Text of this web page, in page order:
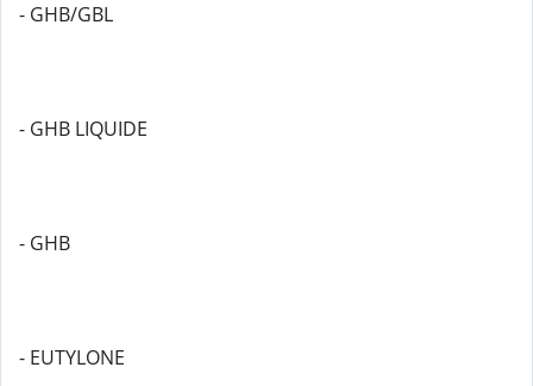
- GHB/GBL
- GHB LIQUIDE
- GHB
- EUTYLONE